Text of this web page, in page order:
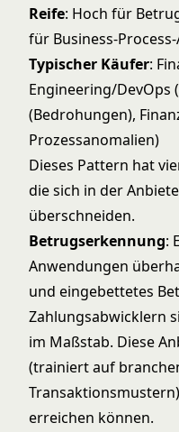
Reife: Hoch für
für Business-
Typischer Käufer:
Engineering/
(Bedrohungen),
Prozessanomalien)
Dieses Pattern hat
die sich in der
überschneiden.
Betrugserkennung:
Anwendungen
und eingebettetes
Zahlungsabwicklern
im Maßstab. Diese
(trainiert auf
erreichen können.